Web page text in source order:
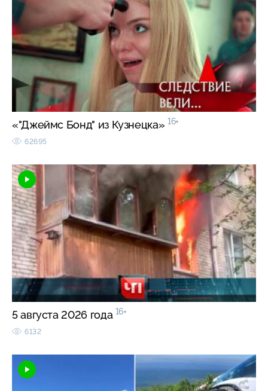
«"Джеймс Бонд" из Кузнецка» 16+
62695
5 августа 2026 года 16+
6132